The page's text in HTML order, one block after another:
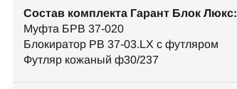
Состав комплекта Гарант Блок Люкс:
Муфта БРВ 37-020
Блокиратор РВ 37-03.LX с футляром
Футляр кожаный ф30/237